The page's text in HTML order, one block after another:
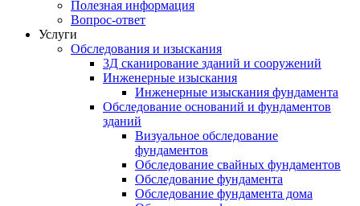
Полезная информация
Вопрос-ответ
Услуги
Обследования и изыскания
3Д сканирование зданий и сооружений
Инженерные изыскания
Инженерные изыскания фундамента
Обследование оснований и фундаментов
зданий
Визуальное обследование
фундаментов
Обследование свайных фундаментов
Обследование фундамента
Обследование фундамента дома